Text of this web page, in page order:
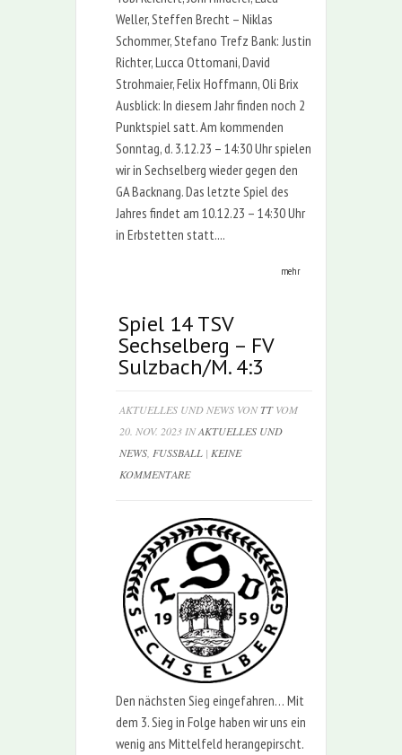
Weller, Steffen Brecht – Niklas
Schommer, Stefano Trefz Bank: Justin
Richter, Lucca Ottomani, David
Strohmaier, Felix Hoffmann, Oli Brix
Ausblick: In diesem Jahr finden noch 2
Punktspiel satt. Am kommenden
Sonntag, d. 3.12.23 – 14:30 Uhr spielen
wir in Sechselberg wieder gegen den
GA Backnang. Das letzte Spiel des
Jahres findet am 10.12.23 – 14:30 Uhr
in Erbstetten statt....
mehr
Spiel 14 TSV
Sechselberg – FV
Sulzbach/M. 4:3
AKTUELLES UND NEWS VONTTVOM
20. NOV. 2023 INAKTUELLES UND
NEWS FUSSBALL | KEINE
KOMMENTARE
Den nächsten Sieg eingefahren… Mit
dem 3. Sieg in Folge haben wir uns ein
wenig ans Mittelfeld herangepirscht.